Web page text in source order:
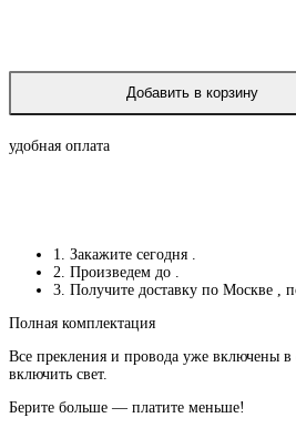
Добавить в корзину
удобная оплата
1. Закажите сегодня
2. Произведем до
3. Получите доставку по Москве
,
Полная комплектация
Все прекления и провода уже включены в
включить свет.
Берите больше — платите меньше!